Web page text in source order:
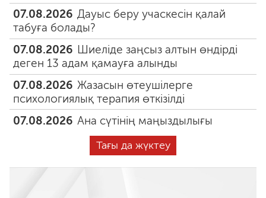
07.08.2026 Дауыс беру учаскесін қалай
табуға болады?
07.08.2026 Шиеліде заңсыз алтын өндірді
деген 13 адам қамауға алынды
07.08.2026 Жазасын өтеушілерге
психологиялық терапия өткізілді
07.08.2026 Ана сүтінің маңыздылығы
Тағы да жүктеу